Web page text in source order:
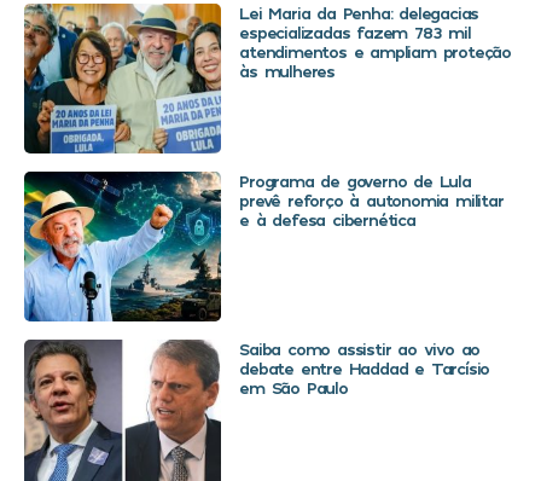
Lei Maria da Penha: delegacias
especializadas fazem 783 mil
atendimentos e ampliam proteção
às mulheres
Programa de governo de Lula
prevê reforço à autonomia militar
e à defesa cibernética
Saiba como assistir ao vivo ao
debate entre Haddad e Tarcísio
em São Paulo